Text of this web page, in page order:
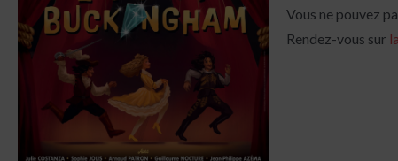
Vous ne pouvez
Rendez-vous sur